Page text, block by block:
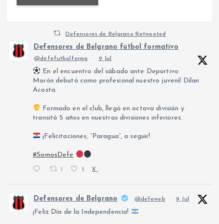
Defensores de Belgrano Retweeted
Defensores de Belgrano fútbol formativo
@defefutbolforma · 9 Jul
En el encuentro del sábado ante Deportivo
Morón debutó como profesional nuestro juvenil Dilan
Acosta.
Formado en el club, llegó en octava división y
transitó 5 años en nuestras divisiones inferiores.
¡Felicitaciones, “Paragua”, a seguir!
#SomosDefe
5 X
Defensores de Belgrano @defeweb · 9 Jul
¡Feliz Día de la Independencia!